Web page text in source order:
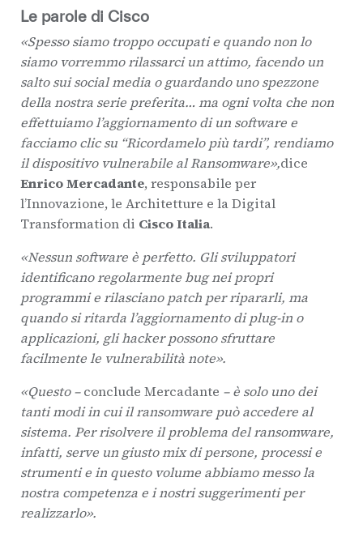
Le parole di Cisco
«Spesso siamo troppo occupati e quando non lo
siamo vorremmo rilassarci un attimo, facendo un
salto sui social media o guardando uno spezzone
della nostra serie preferita… ma ogni volta che non
effettuiamo l’aggiornamento di un software e
facciamo clic su “Ricordamelo più tardi”, rendiamo
il dispositivo vulnerabile al Ransomware»,dice
Enrico Mercadante, responsabile per
l’Innovazione, le Architetture e la Digital
Transformation di Cisco Italia.
«Nessun software è perfetto. Gli sviluppatori
identificano regolarmente bug nei propri
programmi e rilasciano patch per ripararli, ma
quando si ritarda l’aggiornamento di plug-in o
applicazioni, gli hacker possono sfruttare
facilmente le vulnerabilità note».
«Questo –conclude Mercadante – è solo uno dei
tanti modi in cui il ransomware può accedere al
sistema. Per risolvere il problema del ransomware,
infatti, serve un giusto mix di persone, processi e
strumenti e in questo volume abbiamo messo la
nostra competenza e i nostri suggerimenti per
realizzarlo».